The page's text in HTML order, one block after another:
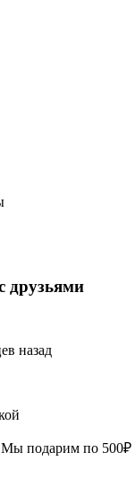
друзьями
назад
Мы подарим по 500₽